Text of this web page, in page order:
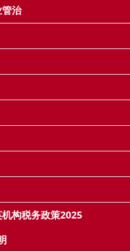
治
构税务政策2025